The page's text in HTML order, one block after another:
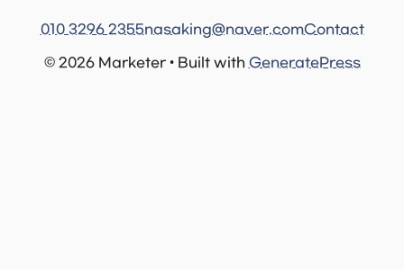
© 2026 Marketer • Built with GeneratePress
010 3296 2355nasaking@naver.comContact